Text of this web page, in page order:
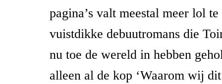
pagina’s valt meestal meer lol
vuistdikke debuutromans die
nu toe de wereld in hebben
alleen al de kop ‘Waarom wij